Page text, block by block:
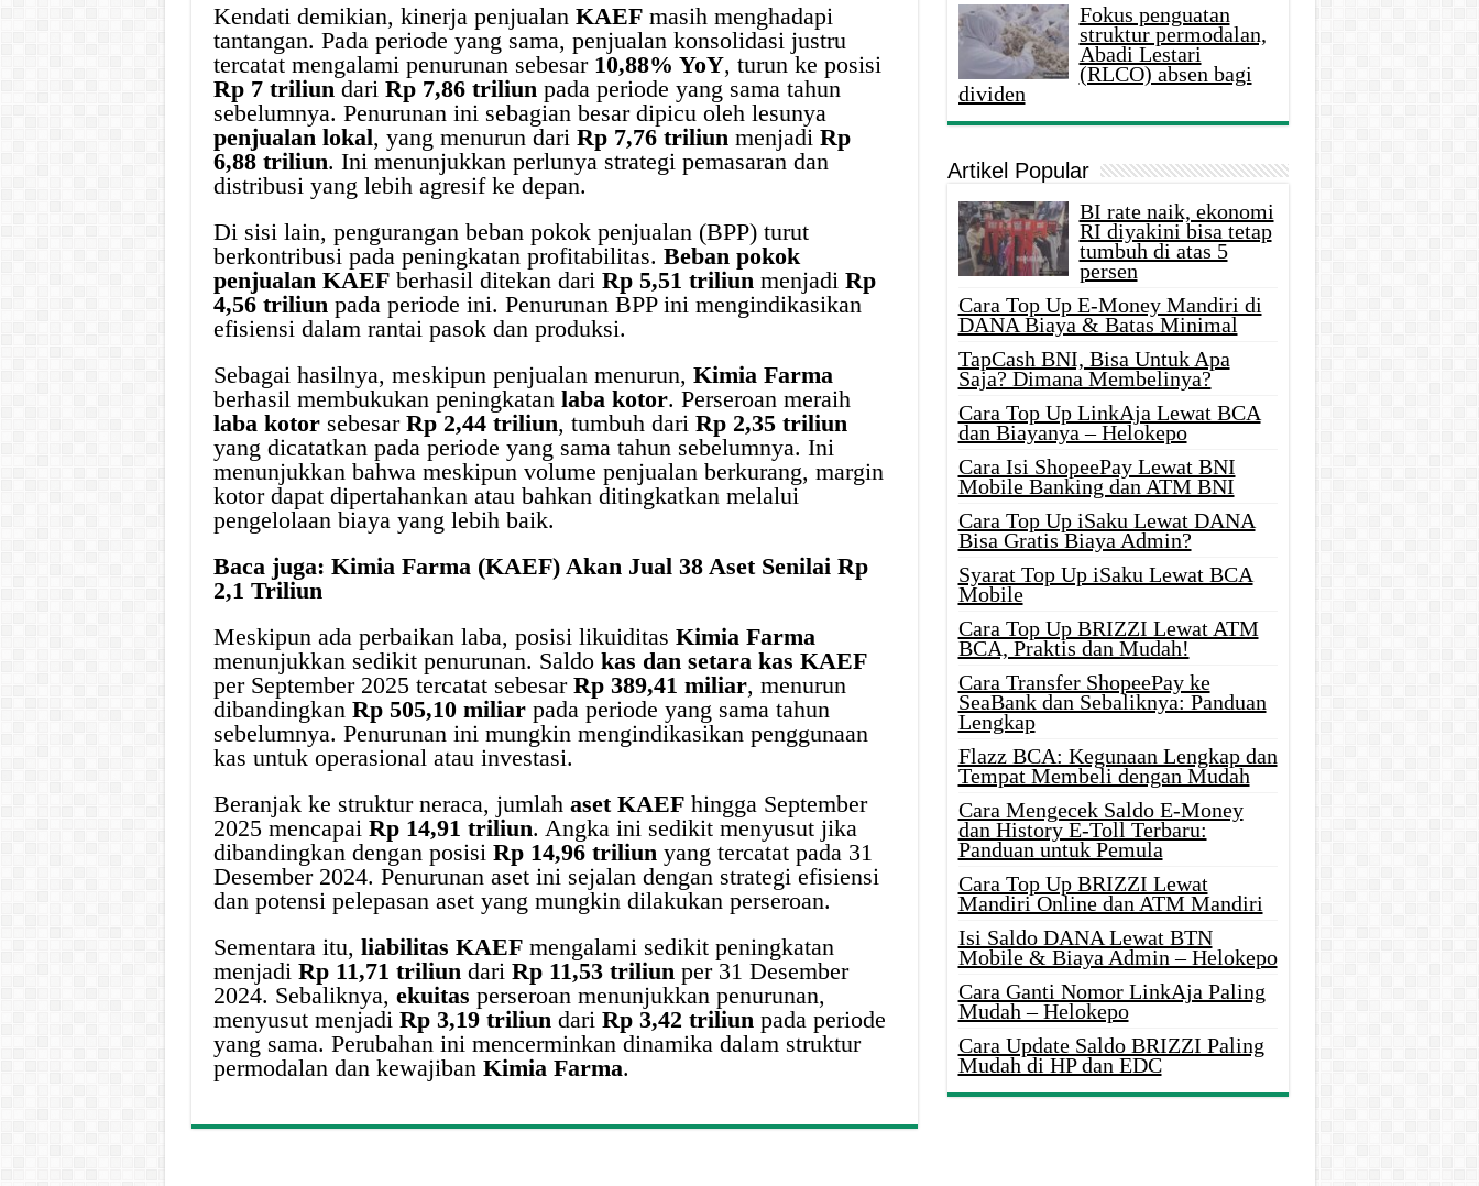
Kendati demikian, kinerja penjualan KAEFmasih menghadapi
tantangan. Pada periode yang sama, penjualan konsolidasi justru
tercatat mengalami penurunan sebesar 10,88% YoY, turun ke posisi
Rp 7 triliun dari Rp 7,86 triliun pada periode yang sama tahun
sebelumnya. Penurunan ini sebagian besar dipicu oleh lesunya
penjualan lokal, yang menurun dari Rp 7,76 triliun menjadi Rp
6,88 triliun. Ini menunjukkan perlunya strategi pemasaran dan
distribusi yang lebih agresif ke depan.
Di sisi lain, pengurangan beban pokok penjualan (BPP) turut
berkontribusi pada peningkatan profitabilitas. Beban pokok
penjualan KAEFberhasil ditekan dari Rp 5,51 triliun menjadi Rp
4,56 triliun pada periode ini. Penurunan BPP ini mengindikasikan
efisiensi dalam rantai pasok dan produksi.
Sebagai hasilnya, meskipun penjualan menurun, Kimia Farma
berhasil membukukan peningkatan laba kotor. Perseroan meraih
laba kotorsebesar Rp 2,44 triliun, tumbuh dari Rp 2,35 triliun
yang dicatatkan pada periode yang sama tahun sebelumnya. Ini
menunjukkan bahwa meskipun volume penjualan berkurang, margin
kotor dapat dipertahankan atau bahkan ditingkatkan melalui
pengelolaan biaya yang lebih baik.
Baca juga: Kimia Farma (KAEF) Akan Jual 38 Aset Senilai Rp
2,1 Triliun
Meskipun ada perbaikan laba, posisi likuiditas Kimia Farma
menunjukkan sedikit penurunan. Saldo kas dan setara kas KAEF
per September 2025 tercatat sebesar Rp 389,41 miliar, menurun
dibandingkan Rp 505,10 miliarpada periode yang sama tahun
sebelumnya. Penurunan ini mungkin mengindikasikan penggunaan
kas untuk operasional atau investasi.
Beranjak ke struktur neraca, jumlah aset KAEFhingga September
2025 mencapai Rp 14,91 triliun. Angka ini sedikit menyusut jika
dibandingkan dengan posisi Rp 14,96 triliun yang tercatat pada 31
Desember 2024. Penurunan aset ini sejalan dengan strategi efisiensi
dan potensi pelepasan aset yang mungkin dilakukan perseroan.
Sementara itu, liabilitas KAEFmengalami sedikit peningkatan
menjadi Rp 11,71 triliun dari Rp 11,53 triliun per 31 Desember
2024. Sebaliknya, ekuitas perseroan menunjukkan penurunan,
menyusut menjadi Rp 3,19 triliun dari Rp 3,42 triliun pada periode
yang sama. Perubahan ini mencerminkan dinamika dalam struktur
permodalan dan kewajiban Kimia Farma.
Fokus penguatan
struktur permodalan,
Abadi Lestari
(RLCO) absen bagi
dividen
Artikel Popular
BI rate naik, ekonomi
RI diyakini bisa tetap
tumbuh di atas 5
persen
Cara Top Up E-Money Mandiri di
DANA Biaya & Batas Minimal
TapCash BNI, Bisa Untuk Apa
Saja? Dimana Membelinya?
Cara Top Up LinkAja Lewat BCA
dan Biayanya – Helokepo
Cara Isi ShopeePay Lewat BNI
Mobile Banking dan ATM BNI
Cara Top Up iSaku Lewat DANA
Bisa Gratis Biaya Admin?
Syarat Top Up iSaku Lewat BCA
Mobile
Cara Top Up BRIZZI Lewat ATM
BCA, Praktis dan Mudah!
Cara Transfer ShopeePay ke
SeaBank dan Sebaliknya: Panduan
Lengkap
Flazz BCA: Kegunaan Lengkap dan
Tempat Membeli dengan Mudah
Cara Mengecek Saldo E-Money
dan History E-Toll Terbaru:
Panduan untuk Pemula
Cara Top Up BRIZZI Lewat
Mandiri Online dan ATM Mandiri
Isi Saldo DANA Lewat BTN
Mobile & Biaya Admin – Helokepo
Cara Ganti Nomor LinkAja Paling
Mudah – Helokepo
Cara Update Saldo BRIZZI Paling
Mudah di HP dan EDC